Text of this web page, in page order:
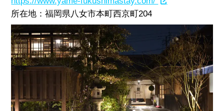
所在地：福岡県八女市本町西京町204